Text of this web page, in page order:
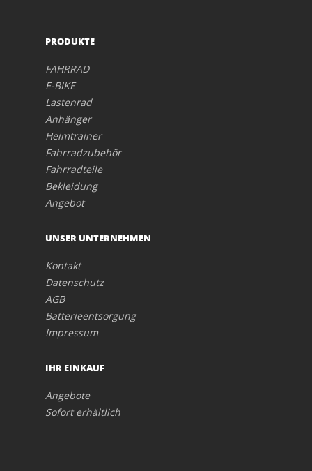
PRODUKTE
FAHRRAD
E-BIKE
Lastenrad
Anhänger
Heimtrainer
Fahrradzubehör
Fahrradteile
Bekleidung
Angebot
UNSER UNTERNEHMEN
Kontakt
Datenschutz
AGB
Batterieentsorgung
Impressum
IHR EINKAUF
Angebote
Sofort erhältlich